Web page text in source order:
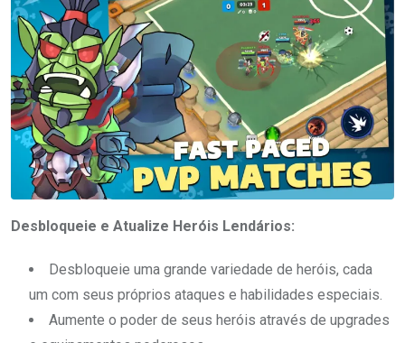
Desbloqueie e Atualize Heróis Lendários:
Desbloqueie uma grande variedade de heróis, cada
um com seus próprios ataques e habilidades especiais.
Aumente o poder de seus heróis através de upgrades